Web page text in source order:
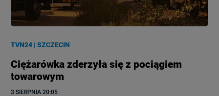
TVN24 |SZCZECIN
Ciężarówka zderzyła się z pociągiem
towarowym
3 SIERPNIA 20:05